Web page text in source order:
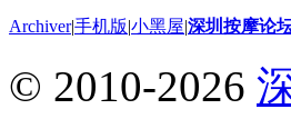
Archiver|手机版|小黑屋|深圳按摩论
© 2010-2026